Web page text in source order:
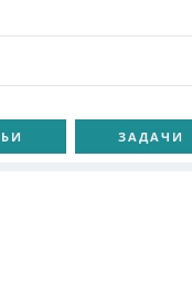
ЗАДАЧИ